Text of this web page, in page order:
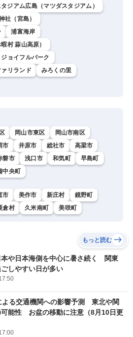
ジアム広島（マツダスタジアム）
社（宮島）
浦富海岸
村 蒜山高原）
ョイフルパーク
リランド
みろくの里
岡山市東区
岡山市南区
市 井原市 総社市
高梁市
磐市 浅口市 和気町
早島町
中央町
市 美作市 新庄村
鏡野町
倉村 久米南町 美咲町
もっと読む
本や日本海側を中心に暑さ続く 関東
しやすい日が多い
よる交通機関への影響予測 東北や関
可能性 お盆の移動に注意（8月10日更